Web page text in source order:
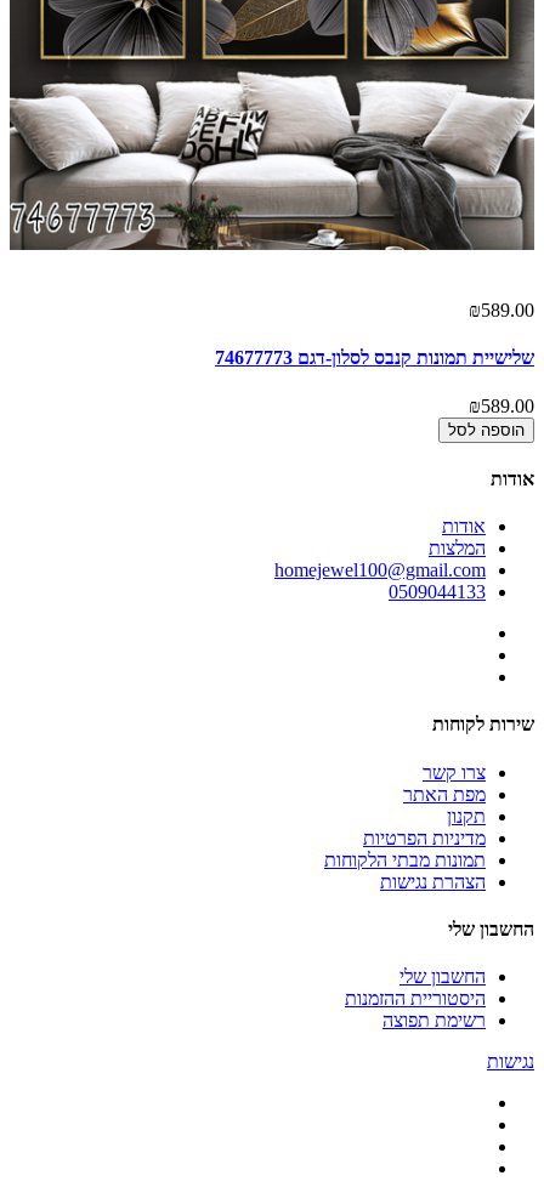
₪589.00
שלישיית תמונות קנבס לסלון-דגם 74677773
₪589.00
הוספה לסל
אודות
אודות
המלצות
homejewel100@gmail.com
0509044133
שירות לקוחות
צרו קשר
מפת האתר
תקנון
מדיניות הפרטיות
תמונות מבתי הלקוחות
הצהרת נגישות
החשבון שלי
החשבון שלי
היסטוריית ההזמנות
רשימת תפוצה
נגישות